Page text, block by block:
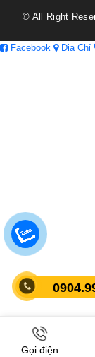
© All Right
Facebook Địa Chỉ
Gọi điện